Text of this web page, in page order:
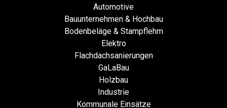
Automotive
Bauunternehmen & Hochbau
Bodenbeläge & Stampflehm
Elektro
Flachdachsanierungen
GaLaBau
Holzbau
Industrie
Kommunale Einsätze